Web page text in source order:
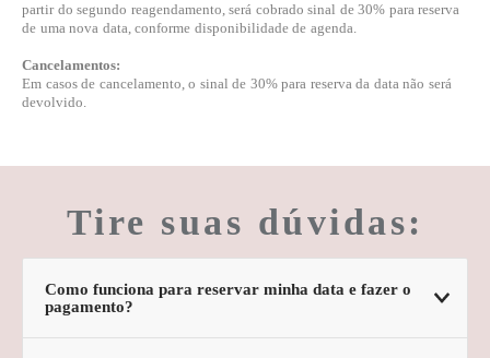
partir do segundo reagendamento, será cobrado sinal de 30% para reserva
de uma nova data, conforme disponibilidade de agenda.
Cancelamentos:
Em casos de cancelamento, o sinal de 30% para reserva da data não será
devolvido.
Tire suas dúvidas:
Como funciona para reservar minha data e fazer o
pagamento?